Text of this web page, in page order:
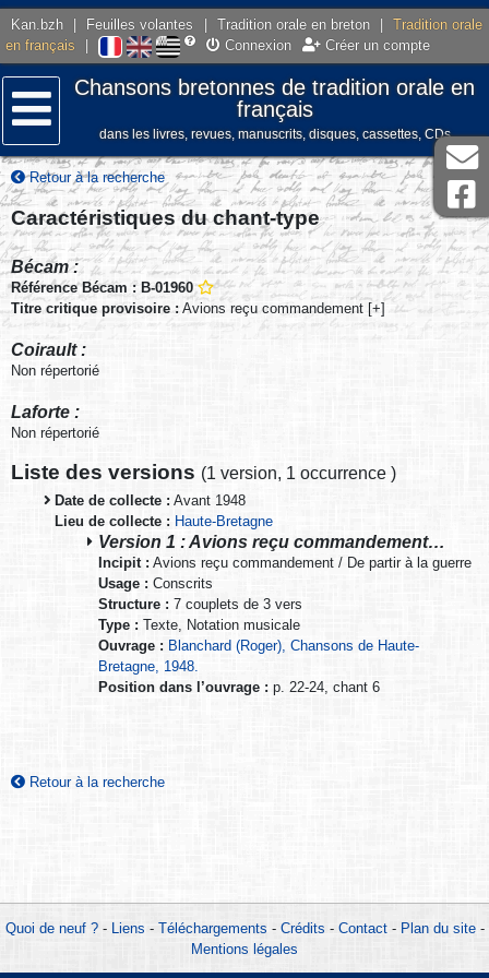
Kan.bzh Feuilles volantes Tradition orale en breton
Tradition orale
en français
Connexion Créer un compte
Menu
Chansons bretonnes de tradition orale en
français
dans les livres, revues, manuscrits, disques, cassettes, CDs
Retour à la recherche
Caractéristiques du chant-type
Bécam :
Référence Bécam : B-01960
Titre critique provisoire : Avions reçu commandement [+]
Coirault :
Non répertorié
Laforte :
Non répertorié
Liste des versions (1 version, 1 occurrence )
Date de collecte : Avant 1948
Lieu de collecte : Haute-Bretagne
Version 1 : Avions reçu commandement…
Incipit : Avions reçu commandement / De partir à la guerre
Usage : Conscrits
Structure : 7 couplets de 3 vers
Type : Texte, Notation musicale
Ouvrage : Blanchard (Roger), Chansons de Haute-
Bretagne, 1948.
Position dans l’ouvrage : p. 22-24, chant 6
Retour à la recherche
Quoi de neuf ?- Liens - Téléchargements - Crédits - Contact- Plan du site-
Mentions légales